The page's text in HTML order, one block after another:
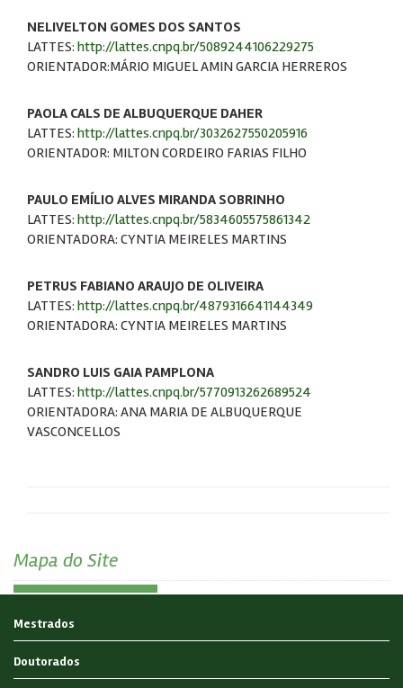
NELIVELTON GOMES DOS SANTOS
LATTES: http://lattes.cnpq.br/5089244106229275
ORIENTADOR:MÁRIO MIGUEL AMIN GARCIA HERREROS
PAOLA CALS DE ALBUQUERQUE DAHER
LATTES: http://lattes.cnpq.br/3032627550205916
ORIENTADOR: MILTON CORDEIRO FARIAS FILHO
PAULO EMÍLIO ALVES MIRANDA SOBRINHO
LATTES: http://lattes.cnpq.br/5834605575861342
ORIENTADORA: CYNTIA MEIRELES MARTINS
PETRUS FABIANO ARAUJO DE OLIVEIRA
LATTES: http://lattes.cnpq.br/4879316641144349
ORIENTADORA: CYNTIA MEIRELES MARTINS
SANDRO LUIS GAIA PAMPLONA
LATTES: http://lattes.cnpq.br/5770913262689524
ORIENTADORA: ANA MARIA DE ALBUQUERQUE
VASCONCELLOS
Mapa do Site
Mestrados
Doutorados